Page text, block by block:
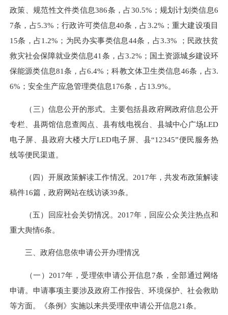
政策、规范性文件类信息386条，占30.5%；规划计划类信息6
7条，占5.3%；行政许可类信息40条，占3.2%；重大建设项目
15条，占1.2%；为民办实事类信息44条，占3.3% ；民政扶贫
救灾社会保障就业类信息41条，占3.2%；国土资源城乡建设环
保能源类信息81条，占6.4%；科教文体卫生类信息46条，占3.
6%；安全生产应急管理类信息176条，占13.9%。
（三）信息公开的形式。主要包括县政府网政府信息公开
专栏、县两馆信息查阅点、县有线电视台、县城中心广场LED
电子屏、县政府大楼大厅LED电子屏、县“12345”便民服务热
线等便民渠道。
（四）开展政策解读工作情况。2017年，共发布政策解读
稿件16篇，政府网站在线访谈39条。
（五）回应社会关切情况。2017年，回应公众关注热点和
重大舆情6条。
三、政府信息依申请公开办理情况
（一）2017年，受理依申请公开信息7条，全部通过网络
申请。申请事项主要涉及政府工作报告、环境保护、社会救助
等方面。《条例》实施以来共受理依申请公开信息21条。